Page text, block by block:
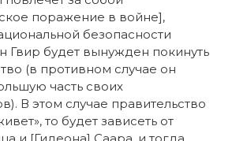
поражение в войне],
безопасности
Гвир будет вынужден покинуть
(в противном случае он
часть своих
В этом случае правительство
то будет зависеть от